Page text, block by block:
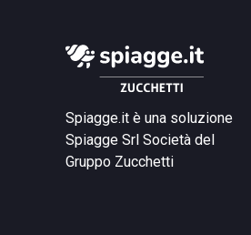
Spiagge.it è una soluzione
Spiagge Srl Società del
Gruppo Zucchetti